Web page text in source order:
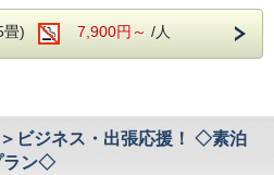
約15分/はりまや橋…徒歩約10分
十八ヶ所)
寺…車で約15分
寺…車で約20分
の大きさによって料金が異なります)
の場合は必ずご連絡ください
になります
テル近くのコインパーキングをご案内いた
ス◇
対応
リー、乾燥機設置
ンデマンド)設置(500円/泊)
場は一日の疲れが癒やされると好評です!
下さい。男湯にはサウナも完備♪
15:00～24:00
付きのプランとなります★
る！ホテル港屋の５つの特徴☆★
徒歩5分の好立地!
提供!シモンズ社製ベッドを全洋室に採用
大浴場!深夜は1時まで朝は6時00分から入
畳) 7,900円～ /人
ビジネス・出張応援！ ◇素泊
ラン◇